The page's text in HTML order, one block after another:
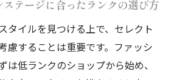
ステージに合ったランクの選び方
タイルを見つける上で、セレクト
慮することは重要です。ファッシ
は低ランクのショップから始め、